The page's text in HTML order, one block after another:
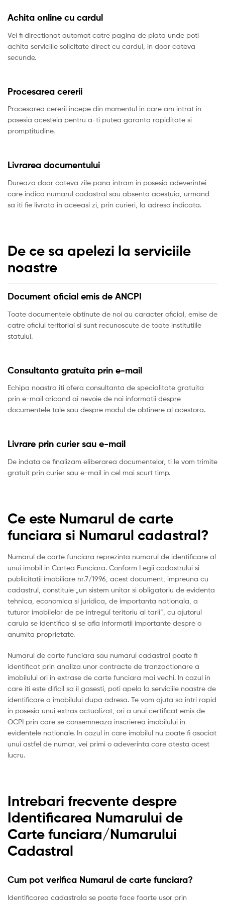
Achita online cu cardul
Vei fi directionat automat catre pagina de plata unde poti
achita serviciile solicitate direct cu cardul, in doar cateva
secunde.
Procesarea cererii
Procesarea cererii incepe din momentul in care am intrat in
posesia acesteia pentru a-ti putea garanta rapiditate si
promptitudine.
Livrarea documentului
Dureaza doar cateva zile pana intram in posesia adeverintei
care indica numarul cadastral sau absenta acestuia, urmand
sa iti fie livrata in aceeasi zi, prin curieri, la adresa indicata.
De ce sa apelezi la serviciile
noastre
Document oficial emis de ANCPI
Toate documentele obtinute de noi au caracter oficial, emise de
catre oficiul teritorial si sunt recunoscute de toate institutiile
statului.
Consultanta gratuita prin e-mail
Echipa noastra iti ofera consultanta de specialitate gratuita
prin e-mail oricand ai nevoie de noi informatii despre
documentele tale sau despre modul de obtinere al acestora.
Livrare prin curier sau e-mail
De indata ce finalizam eliberarea documentelor, ti le vom trimite
gratuit prin curier sau e-mail in cel mai scurt timp.
Ce este Numarul de carte
funciara si Numarul cadastral?
Numarul de carte funciara reprezinta numarul de identificare al
unui imobil in Cartea Funciara. Conform Legii cadastrului si
publicitatii imobiliare nr.7/1996, acest document, impreuna cu
cadastrul, constituie „un sistem unitar si obligatoriu de evidenta
tehnica, economica si juridica, de importanta nationala, a
tuturor imobilelor de pe intregul teritoriu al tarii”, cu ajutorul
caruia se identifica si se afla informatii importante despre o
anumita proprietate.
Numarul de carte funciara sau numarul cadastral poate fi
identificat prin analiza unor contracte de tranzactionare a
imobilului ori in extrase de carte funciara mai vechi. In cazul in
care iti este dificil sa il gasesti, poti apela la serviciile noastre de
identificare a imobilului dupa adresa. Te vom ajuta sa intri rapid
in posesia unui extras actualizat, ori a unui certificat emis de
OCPI prin care se consemneaza inscrierea imobilului in
evidentele nationale. In cazul in care imobilul nu poate fi asociat
unui astfel de numar, vei primi o adeverinta care atesta acest
lucru.
Intrebari frecvente despre
Identificarea Numarului de
Carte funciara/Numarului
Cadastral
Cum pot verifica Numarul de carte funciara?
Identificarea cadastrala se poate face foarte usor prin